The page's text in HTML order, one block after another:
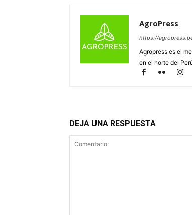
AgroPress
https://
Agropress es el
en el norte del
DEJA UNA RESPUESTA